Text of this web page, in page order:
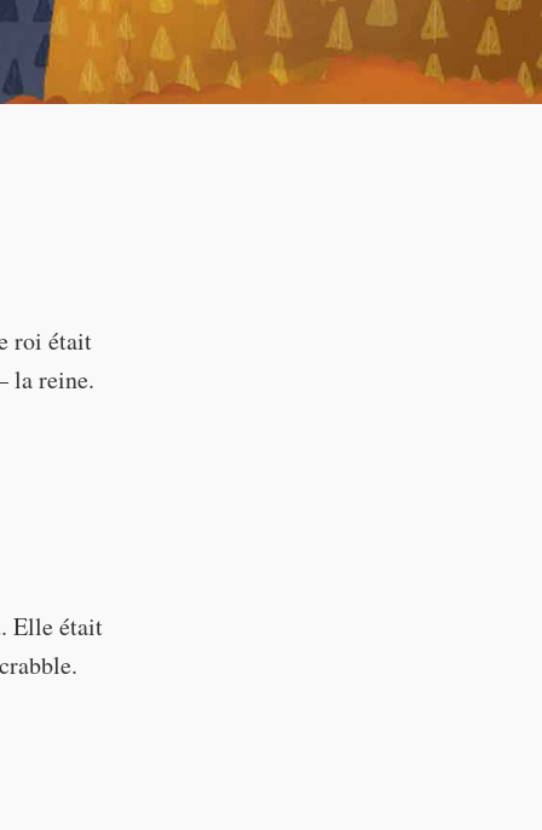
roi était
la reine.
Elle était